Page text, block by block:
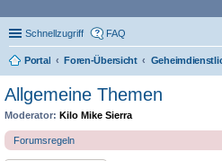
Schnellzugriff FAQ
Portal Foren-Übersicht
Allgemeine Themen
Moderator: Kilo Mike Sierra
Forumsregeln